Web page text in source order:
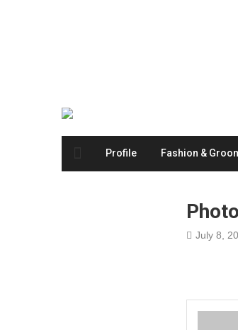
Profile Fashion &
July 8,